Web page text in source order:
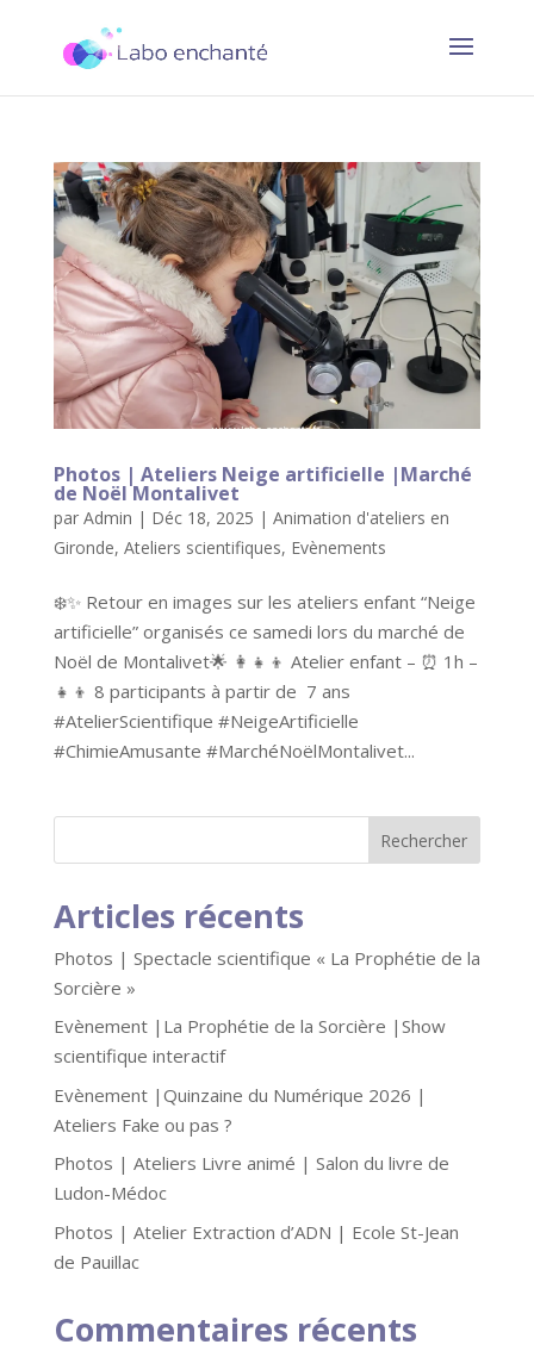
Photos | Ateliers Neige artificielle |Marché
de Noël Montalivet
par Admin | Déc 18, 2025 | Animation d'ateliers en
Gironde, Ateliers scientifiques, Evènements
❄️✨ Retour en images sur les ateliers enfant “Neige
artificielle” organisés ce samedi lors du marché de
Noël de Montalivet🌟 👩‍👧‍👦 Atelier enfant – ⏰ 1h –
👧👦 8 participants à partir de 7 ans
#AtelierScientifique #NeigeArtificielle
#ChimieAmusante #MarchéNoëlMontalivet...
Articles récents
Photos | Spectacle scientifique « La Prophétie de la
Sorcière »
Evènement |La Prophétie de la Sorcière |Show
scientifique interactif
Evènement |Quinzaine du Numérique 2026 |
Ateliers Fake ou pas ?
Photos | Ateliers Livre animé | Salon du livre de
Ludon-Médoc
Photos | Atelier Extraction d’ADN | Ecole St-Jean
de Pauillac
Commentaires récents